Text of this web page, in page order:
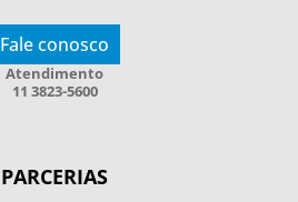
Fale conosco
Atendimento
11 3823-5600
PARCERIAS